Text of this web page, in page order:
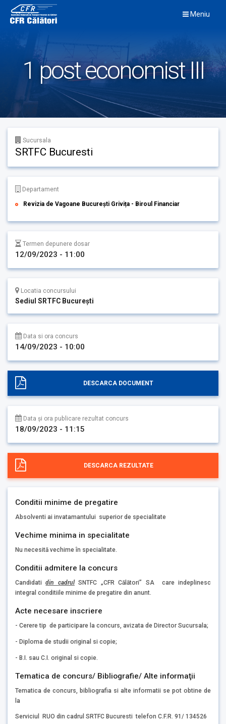
content
Meniu
1 post economist III
Sucursala
SRTFC Bucuresti
Departament
Revizia de Vagoane București Grivița - Biroul Financiar
Termen depunere dosar
12/09/2023 - 11:00
Locatia concursului
Sediul SRTFC București
Data si ora concurs
14/09/2023 - 10:00
DESCARCA DOCUMENT
Data și ora publicare rezultat concurs
18/09/2023 - 11:15
DESCARCA REZULTATE
Conditii minime de pregatire
Absolventi ai invatamantului superior de specialitate
Vechime minima in specialitate
Nu necesită vechime în specialitate.
Conditii admitere la concurs
Candidatidin cadrulSNTFC „CFR Călători” SA care indeplinesc
integral conditiile minime de pregatire din anunt.
Acte necesare inscriere
- Cerere tip de participare la concurs, avizata de Director Sucursala;
- Diploma de studii original si copie;
- B.I. sau C.I. original si copie.
Tematica de concurs/ Bibliografie/ Alte informaţii
Tematica de concurs, bibliografia si alte informatii se pot obtine de
la
Serviciul RUO din cadrul SRTFC Bucuresti telefon C.F.R. 91/ 134526